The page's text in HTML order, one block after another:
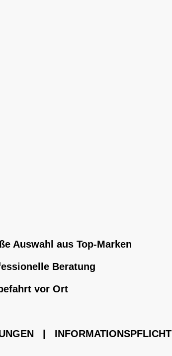
Auswahl aus Top-Marken
Beratung
vor Ort
INFORMATIONSPFLICHT